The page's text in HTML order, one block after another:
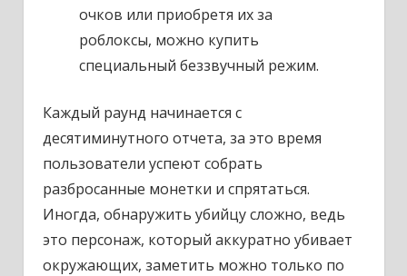
очков или приобретя их за
роблоксы, можно купить
специальный беззвучный режим.
Каждый раунд начинается с
десятиминутного отчета, за это время
пользователи успеют собрать
разбросанные монетки и спрятаться.
Иногда, обнаружить убийцу сложно, ведь
это персонаж, который аккуратно убивает
окружающих, заметить можно только по